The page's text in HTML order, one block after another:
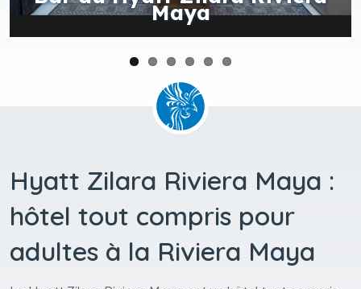
Chambre vue jardins au Hyatt
Zilara Riviera Maya
Hyatt Zilara Riviera Maya :
hôtel tout compris pour
adultes à la Riviera Maya